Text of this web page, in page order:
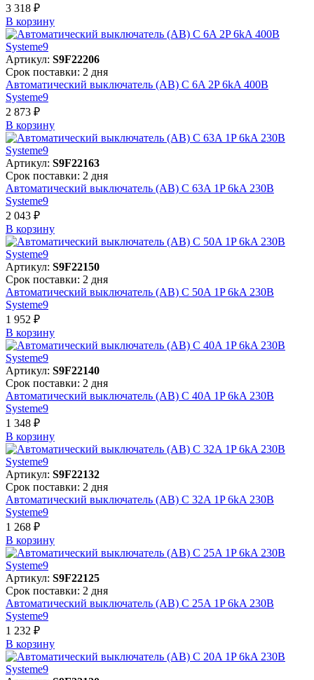
3 318 ₽
В корзинy
Артикул: S9F22206
Срок поставки: 2 дня
Автоматический выключатель (АВ) C 6A 2P 6kA 400В
Systeme9
2 873 ₽
В корзинy
Артикул: S9F22163
Срок поставки: 2 дня
Автоматический выключатель (АВ) C 63A 1P 6kA 230В
Systeme9
2 043 ₽
В корзинy
Артикул: S9F22150
Срок поставки: 2 дня
Автоматический выключатель (АВ) C 50A 1P 6kA 230В
Systeme9
1 952 ₽
В корзинy
Артикул: S9F22140
Срок поставки: 2 дня
Автоматический выключатель (АВ) C 40A 1P 6kA 230В
Systeme9
1 348 ₽
В корзинy
Артикул: S9F22132
Срок поставки: 2 дня
Автоматический выключатель (АВ) C 32A 1P 6kA 230В
Systeme9
1 268 ₽
В корзинy
Артикул: S9F22125
Срок поставки: 2 дня
Автоматический выключатель (АВ) C 25A 1P 6kA 230В
Systeme9
1 232 ₽
В корзинy